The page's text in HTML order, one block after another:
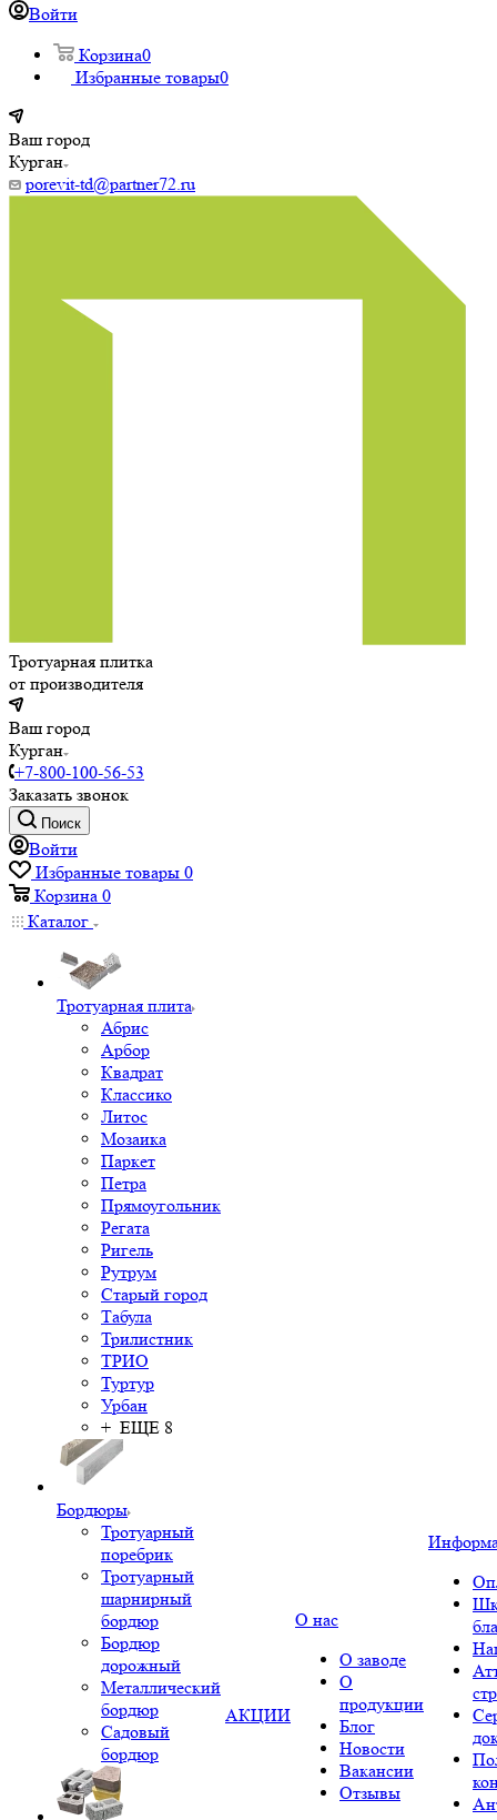
Войти
Корзина0
Избранные товары0
Ваш город
Курган
porevit-td@partner72.ru
Тротуарная плитка
от производителя
Ваш город
Курган
+7-800-100-56-53
Заказать звонок
Поиск
Войти
Избранные товары 0
Корзина 0
Каталог
Тротуарная плита
Абрис
Арбор
Квадрат
Классико
Литос
Мозаика
Паркет
Петра
Прямоугольник
Регата
Ригель
Рутрум
Старый город
Табула
Трилистник
ТРИО
Туртур
Урбан
+ ЕЩЕ 8
Бордюры
Тротуарный
поребрик
Тротуарный
шарнирный
бордюр
Бордюр
дорожный
Металлический
бордюр
Садовый
бордюр
АКЦИИ
О нас
О заводе
О
продукции
Блог
Новости
Вакансии
Отзывы